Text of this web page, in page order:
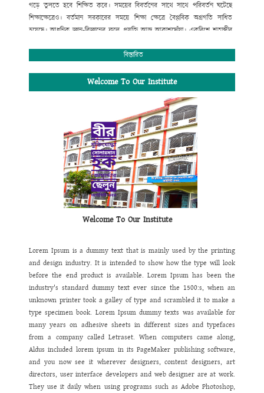
গড়ে তুলতে হবে শিক্ষিত করে। সময়ের বিবর্তনের সাথে সাথে পরিবর্তন ঘটেছে
শিক্ষাক্ষেত্রেও। বর্তমান সরকারের সময়ে শিক্ষা ক্ষেত্রে বৈপ্লবিক অগ্রগতি সাধিত
হয়েছে। আধুনিক জ্ঞান-বিজ্ঞানের ফলে প্রযুক্তি আজ আকাশছোঁয়া। একবিংশ শতাব্দীর
সর্বোচ্চ বিদ্যাপীঠ
প্রজেক্টর ও ল্যাপটপের মাধ্যমে শিক্ষার্থীদের
পদ্ধতিতে পাঠদান প্রক্রিয়া চালু করা হয়েছে। এছাড়া আধুনিক ডিজিটাল ল্যাব,বিজ্ঞান
খেলাধুলা ও সাহিত্য
পদ্ধতিতে ডিজিটাল হাজিরা চালু
শৃঙ্খলা নিশ্চিত করণে প্রতিষ্ঠানকে ক্লোজ সার্কিট ক্যামেরার
অনলাইন ব্যাংকিং সহ তথ্য প্রযুক্তির সর্বোচ্চ ব্যবহারে
চালু করা হয়েছে। এখন থেকে আমাদের ছাত্র/ছাত্রী,অভিভাবক
তাদের সকল তথ্য ঘরে বসেই ওয়েব সাইট থেকে পেয়ে
ওয়েবসাইটটিতে যে তথ্য ও উপাত্ত থাকবে তা অবাধ তথ্য পাওয়ার অধিকার
ফলে একদিকে আমরা ইনফরমেশন হাইওয়ে উঠতে সক্ষম
কাজে স্বচ্ছতা,গতিশীলতা,জবাবদিহিতা সেবার মান বৃদ্ধি পাবে
বিস্তারিত
Welcome To Our Institute
Welcome To Our Institute
Lorem Ipsum is a dummy text that is mainly used by the printing
and design industry. It is intended to show how the type will look
before the end product is available. Lorem Ipsum has been the
industry's standard dummy text ever since the 1500:s, when an
unknown printer took a galley of type and scrambled it to make a
type specimen book. Lorem Ipsum dummy texts was available for
many years on adhesive sheets in different sizes and typefaces
from a company called Letraset. When computers came along,
Aldus included lorem ipsum in its PageMaker publishing software,
and you now see it wherever designers, content designers, art
directors, user interface developers and web designer are at work.
They use it daily when using programs such as Adobe Photoshop,